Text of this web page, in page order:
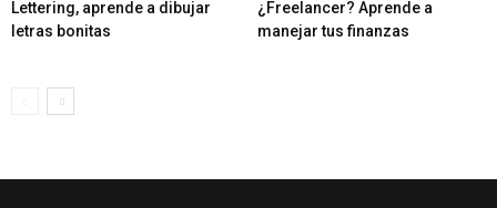
Lettering, aprende a dibujar
letras bonitas
¿Freelancer? Aprende a
manejar tus finanzas